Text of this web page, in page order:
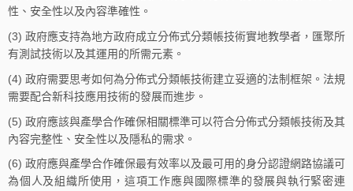
性、安全性以及內容準確性。
(3) 政府應支持為地方政府成立分佈式分類帳技術實地教學者，匯聚所
有測試技術以及其運用的所需元素。
(4) 政府需要思考如何為分佈式分類帳技術建立妥適的法制框架。法規
需要配合新科技應用技術的發展而進步。
(5) 政府應該與產學合作確保相關標準可以符合分佈式分類帳技術及其
內容完整性、安全性以及隱私的需求。
(6) 政府應與產學合作確保最有效率以及最可用的身分認證網路協議可
為個人及組織所使用，這項工作應與國際標準的發展與執行緊密連